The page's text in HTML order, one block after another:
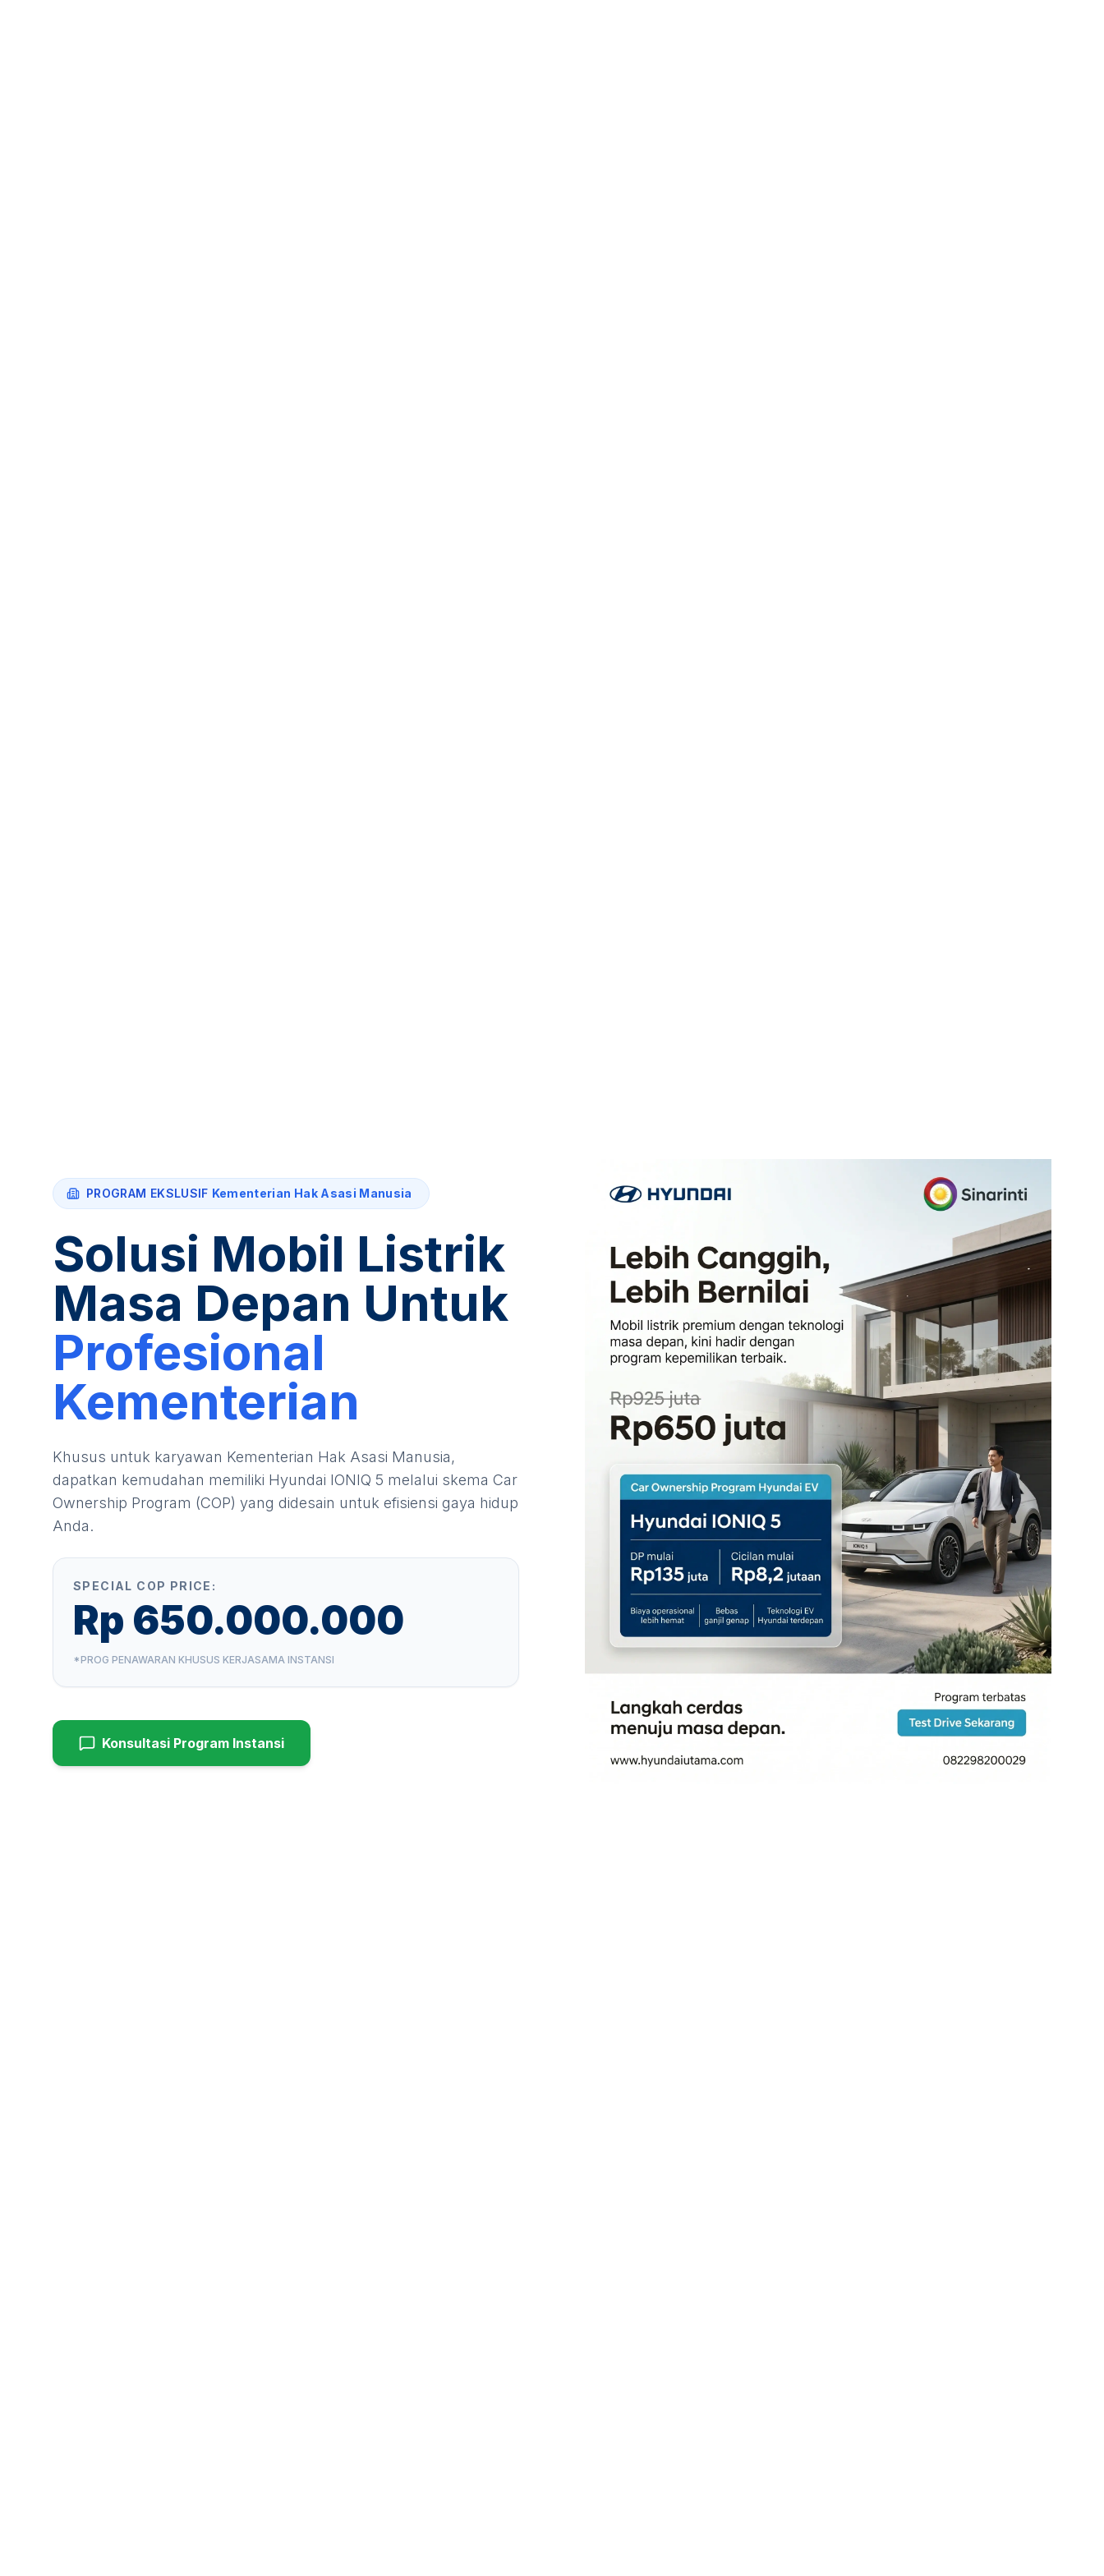
PROGRAM EKSLUSIF Kementerian Hak Asasi Manusia
Solusi Mobil Listrik
Masa Depan Untuk
Profesional
Kementerian
Khusus untuk karyawan Kementerian Hak Asasi Manusia,
dapatkan kemudahan memiliki Hyundai IONIQ 5 melalui skema Car
Ownership Program (COP) yang didesain untuk efisiensi gaya hidup
Anda.
SPECIAL COP PRICE:
Rp 650.000.000
*PROG PENAWARAN KHUSUS KERJASAMA INSTANSI
Konsultasi Program Instansi